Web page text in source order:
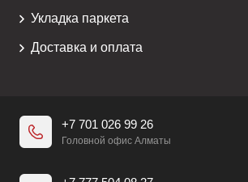
Укладка паркета
Доставка и оплата
+7 701 026 99 26
Головной офис Алматы